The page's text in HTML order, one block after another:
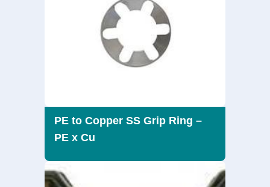
PE to Copper SS Grip Ring –
PE x Cu